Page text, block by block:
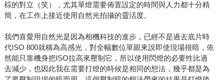
棕的對立（笑），尤其單燈需要佈置設定的時間與人力都十分精
簡，在工作上接近使用自然光拍攝的靈活度。
我們喜愛用自然光是因為相機科技的進步，已經不是過去底片時
代ISO 800就稱為高感光，對全幅數位單眼來說即使現場很暗，依
然能只靠機身把ISO拉高來壓制它，所以使用閃燈的必要性比過
去減少，也因此我在需要打燈的時候是相同的想法，幾乎都是為